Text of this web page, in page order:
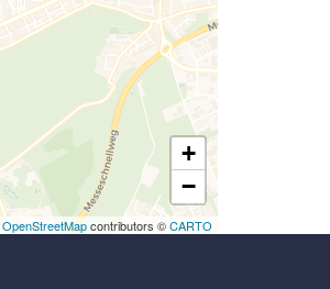
+
−
OpenStreetMapcontributors ©CARTO